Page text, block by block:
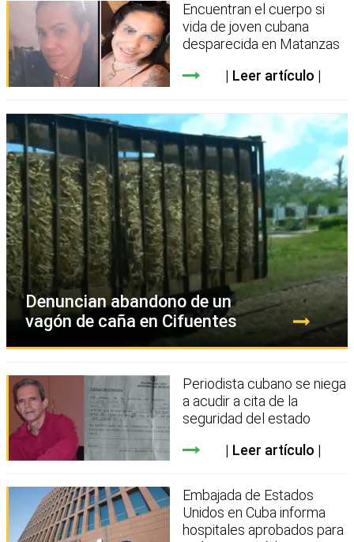
Encuentran el cuerpo si
vida de joven cubana
desparecida en Matanzas
Leer artículo
Denuncian abandono de un
vagón de caña en Cifuentes
Periodista cubano se niega
a acudir a cita de la
seguridad del estado
Leer artículo
Embajada de Estados
Unidos en Cuba informa
hospitales aprobados para